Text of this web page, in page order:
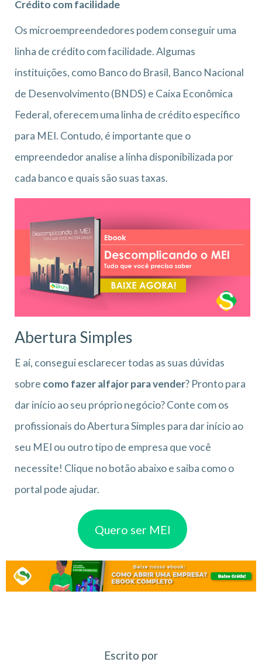
Crédito com facilidade
Os microempreendedores podem conseguir uma
linha de crédito com facilidade. Algumas
instituições, como Banco do Brasil, Banco Nacional
de Desenvolvimento (BNDS) e Caixa Econômica
Federal, oferecem uma linha de crédito específico
para MEI. Contudo, é importante que o
empreendedor analise a linha disponibilizada por
cada banco e quais são suas taxas.
Abertura Simples
E aí, consegui esclarecer todas as suas dúvidas
sobre como fazer alfajor para vender? Pronto para
dar início ao seu próprio negócio? Conte com os
profissionais do Abertura Simples para dar início ao
seu MEI ou outro tipo de empresa que você
necessite! Clique no botão abaixo e saiba como o
portal pode ajudar.
Quero ser MEI
Escrito por